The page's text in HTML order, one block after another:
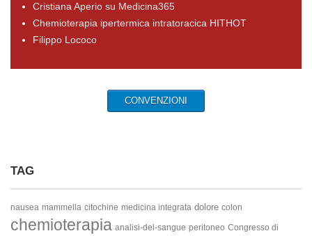
Cristiana Aperio su Medicina365
Chemioterapia ipertermica intratoracica HITHOT
Filippo Lococo
CONVENZIONI
TAG
nausea mammella citochine medicina integrata dolore colon
chemioterapia analisi-del-sangue peritoneo Congresso di